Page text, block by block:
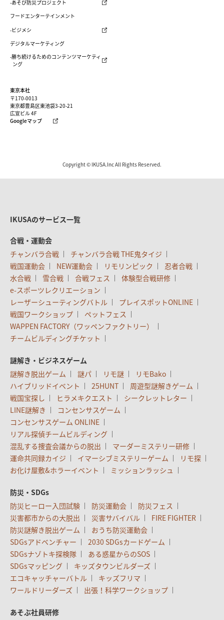
東京本社
〒170-0013
東京都豊島区東池袋3-20-21
広宣ビル 4F
Googleマップ
-あそび防災プロジェクト
フードエンターテインメント
-ビジメシ
デジタルマーケティング
-勝ち続けるためのコンテンツマーケティ
ング
Copyright © IKUSA.Inc All Rights Reserved.
IKUSAのサービス一覧
合戦・運動会
チャンバラ合戦
チャンバラ合戦 THE鬼タイジ
戦国運動会
NEW運動会 リモリンピック
忍者合戦
水合戦
雪合戦 合戦フェス
体験型合戦研修
e-スポーツレクリエーション
レーザーシューティングバトル
プレイスポットONLINE
戦国ワークショップ
ペットフェス
WAPPEN FACTORY（ワッペンファクトリー）
チームビルディングチケット
謎解き・ビジネスゲーム
謎解き脱出ゲーム
謎パ リモ謎
リモBako
ハイブリッドイベント
25HUNT
周遊型謎解きゲーム
戦国宝探し
ヒラメキクエスト
シークレットレター
LINE謎解き
コンセンサスゲーム
コンセンサスゲーム ONLINE
リアル探偵チームビルディング
混乱する捜査会議からの脱出
マーダーミステリー研修
運命共同録カイジ
イマーシブミステリーゲーム
リモ探
お化け屋敷&ホラーイベント
ミッションラッシュ
防災・SDGs
防災ヒーロー入団試験
防災運動会
防災フェス
災害都市からの大脱出
災害サバイバル
FIRE FIGHTER
防災謎解き脱出ゲーム
おうち防災運動会
SDGsアドベンチャー
2030 SDGsカードゲーム
SDGsナゾトキ探検隊
ある惑星からのSOS
SDGsマッピング
キッズタウンビルダーズ
エコキャッチャーバトル
キッズフリマ
ワールドリーダーズ
出張！科学ワークショップ
あそぶ社員研修